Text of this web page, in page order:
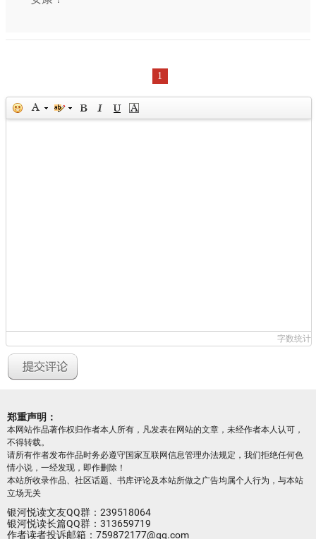
1
字数统计
郑重声明：
本网站作品著作权归作者本人所有，凡发表在网站的文章，未经作者本人认可，
不得转载。
请所有作者发布作品时务必遵守国家互联网信息管理办法规定，我们拒绝任何色
情小说，一经发现，即作删除！
本站所收录作品、社区话题、书库评论及本站所做之广告均属个人行为，与本站
立场无关
银河悦读文友QQ群：239518064
银河悦读长篇QQ群：313659719
作者读者投诉邮箱：759872177@qq.com